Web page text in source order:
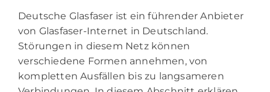
Deutsche Glasfaser ist ein führender Anbieter
von Glasfaser-Internet in Deutschland.
Störungen in diesem Netz können
verschiedene Formen annehmen, von
kompletten Ausfällen bis zu langsameren